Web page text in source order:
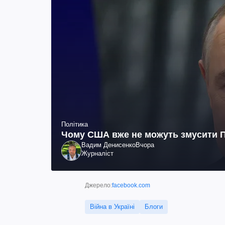
Політика
Чому США вже не можуть змусити
Вадим ДенисенкоВчора
Журналіст
Джерело:facebook.com
Війна в Україні Блоги